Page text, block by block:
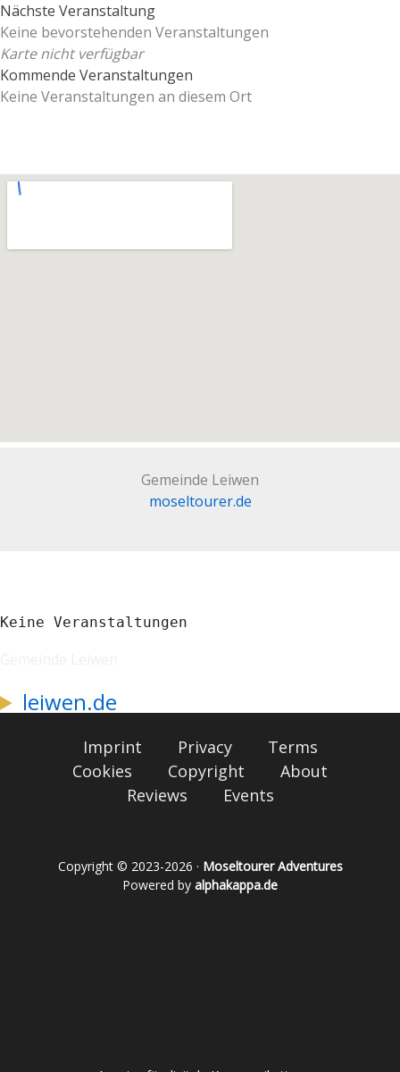
Nächste Veranstaltung
Keine bevorstehenden Veranstaltungen
Karte nicht verfügbar
Kommende Veranstaltungen
Keine Veranstaltungen an diesem Ort
Gemeinde Leiwen
moseltourer.de
Keine Veranstaltungen
leiwen.de
Imprint Privacy
Terms
Cookies
Copyright
About
Reviews
Events
Copyright © 2023-2026 · Moseltourer Adventures
Powered by alphakappa.de